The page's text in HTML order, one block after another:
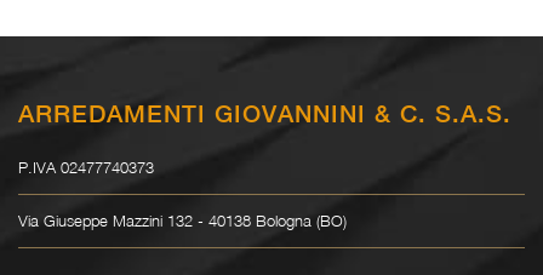
ARREDAMENTI GIOVANNINI & C. S.A.S.
P.IVA 02477740373
Via Giuseppe Mazzini 132 - 40138 Bologna (BO)